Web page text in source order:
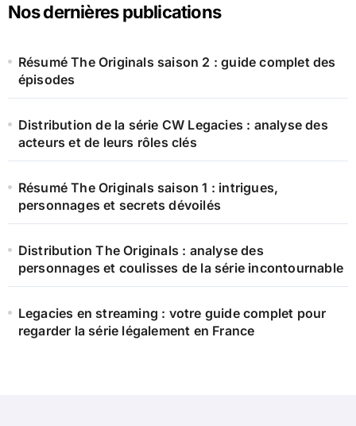
Nos dernières publications
Résumé The Originals saison 2 : guide complet des
épisodes
Distribution de la série CW Legacies : analyse des
acteurs et de leurs rôles clés
Résumé The Originals saison 1 : intrigues,
personnages et secrets dévoilés
Distribution The Originals : analyse des
personnages et coulisses de la série incontournable
Legacies en streaming : votre guide complet pour
regarder la série légalement en France